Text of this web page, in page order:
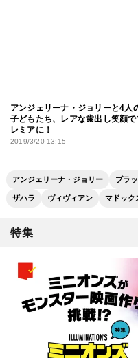
アンジェリーナ・ジョリーと4人
子どもたち、レアな歯出し笑顔で
レミアに！
2019/3/20 13:15
アンジェリーナ・ジョリー ブラ
ザハラ ヴィヴィアン マドック
特集